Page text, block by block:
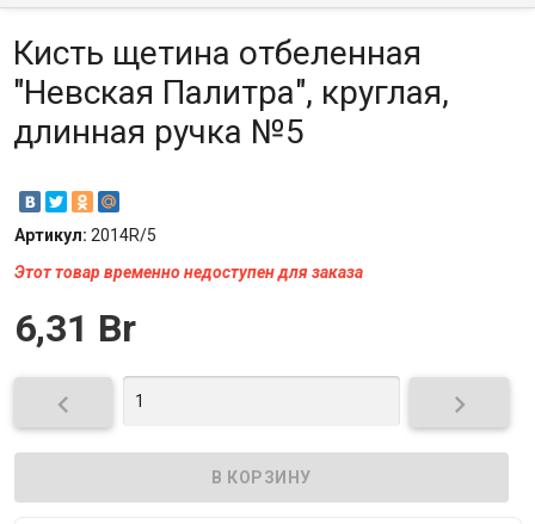
Кисть щетина отбеленная
"Невская Палитра", круглая,
длинная ручка №5
Артикул: 2014R/5
Этот товар временно недоступен для заказа
6,31 Br
 